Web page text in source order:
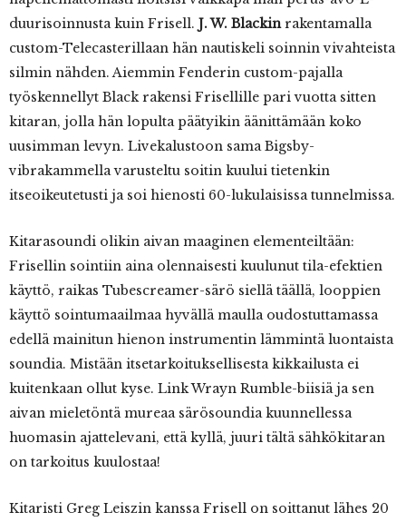
duurisoinnusta kuin Frisell. J. W. Blackinrakentamalla
custom-Telecasterillaan hän nautiskeli soinnin vivahteista
silmin nähden. Aiemmin Fenderin custom-pajalla
työskennellyt Black rakensi Frisellille pari vuotta sitten
kitaran, jolla hän lopulta päätyikin äänittämään koko
uusimman levyn. Livekalustoon sama Bigsby-
vibrakammella varusteltu soitin kuului tietenkin
itseoikeutetusti ja soi hienosti 60-lukulaisissa tunnelmissa.
Kitarasoundi olikin aivan maaginen elementeiltään:
Frisellin sointiin aina olennaisesti kuulunut tila-efektien
käyttö, raikas Tubescreamer-särö siellä täällä, looppien
käyttö sointumaailmaa hyvällä maulla oudostuttamassa
edellä mainitun hienon instrumentin lämmintä luontaista
soundia. Mistään itsetarkoituksellisesta kikkailusta ei
kuitenkaan ollut kyse. Link Wrayn Rumble-biisiä ja sen
aivan mieletöntä mureaa särösoundia kuunnellessa
huomasin ajattelevani, että kyllä, juuri tältä sähkökitaran
on tarkoitus kuulostaa!
Kitaristi Greg Leiszin kanssa Frisell on soittanut lähes 20